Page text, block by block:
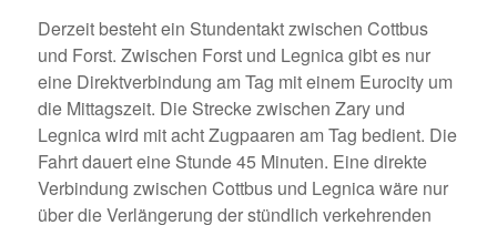
Derzeit besteht ein Stundentakt zwischen Cottbus
und Forst. Zwischen Forst und Legnica gibt es nur
eine Direktverbindung am Tag mit einem Eurocity um
die Mittagszeit. Die Strecke zwischen Zary und
Legnica wird mit acht Zugpaaren am Tag bedient. Die
Fahrt dauert eine Stunde 45 Minuten. Eine direkte
Verbindung zwischen Cottbus und Legnica wäre nur
über die Verlängerung der stündlich verkehrenden